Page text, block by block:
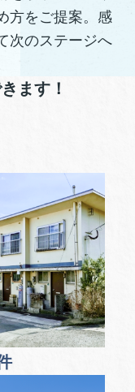
方をご提案。感
次のステージへ
ます！